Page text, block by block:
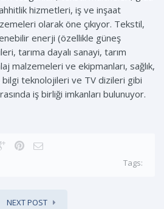
hizmetleri, iş ve inşaat
olarak öne çıkıyor. Tekstil,
enerji (özellikle güneş
tarıma dayalı sanayi, tarım
malzemeleri ve ekipmanları, sağlık,
bilgi teknolojileri ve TV dizileri gibi
iş birliği imkanları bulunuyor.
Tags:
NEXT POST